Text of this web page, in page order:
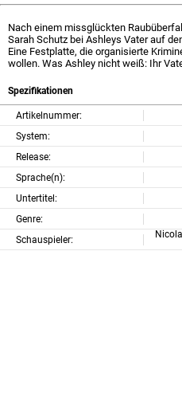
Nach einem missglückten
Sarah Schutz bei Ashleys Vater auf
Eine Festplatte, die organisierte
wollen. Was Ashley nicht weiß: Ihr
Spezifikationen
Artikelnummer:
System:
Release:
Sprache(n):
Untertitel:
Genre:
Schauspieler: